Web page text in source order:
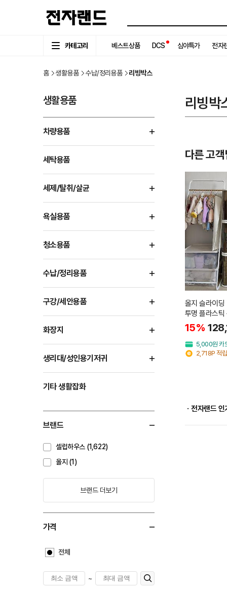
카테고리 베스트상품 DCS 심야특가 전자
홈 생활용품 수납/정리용품 리빙박스
생활용품
차량용품
세탁용품
세제/탈취/살균
욕실용품
청소용품
수납/정리용품
구강/세안용품
화장지
생리대/성인용기저귀
기타 생활잡화
브랜드
셀럽하우스 (1,622)
올지 (1)
브랜드 더보기
가격
전체
~
리빙박
다른 고
올지 슬라이
투명 플라스틱
리함 대형
15%
5,000원 카
2,718P 적립
ㆍ전자랜드 인